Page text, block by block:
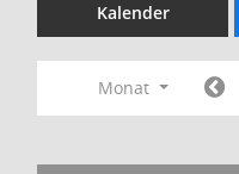
Kalender
Monat